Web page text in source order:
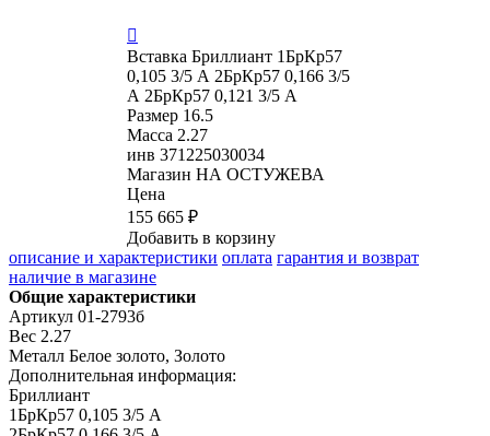

Вставка Бриллиант 1БрКр57
0,105 3/5 А 2БрКр57 0,166 3/5
А 2БрКр57 0,121 3/5 А
Размер 16.5
Масса 2.27
инв 371225030034
Магазин НА ОСТУЖЕВА
Цена
155 665 ₽
Добавить в корзину
описание и характеристики оплата гарантия и возврат
наличие в магазине
Общие характеристики
Артикул 01-2793б
Вес 2.27
Металл Белое золото, Золото
Дополнительная информация:
Бриллиант
1БрКр57 0,105 3/5 А